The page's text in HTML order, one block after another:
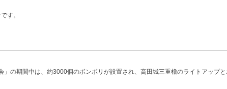
す。
の期間中は、約3000個のボンボリが設置され、高田城三重櫓のライトアップ